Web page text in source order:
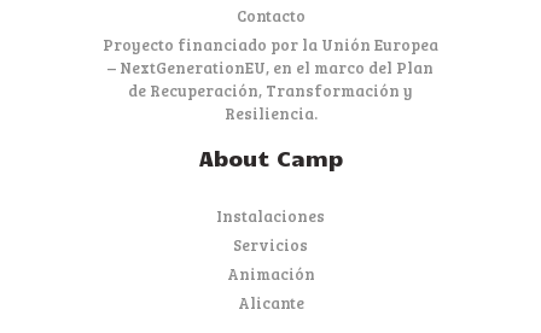
Contacto
Proyecto financiado por la Unión Europea
– NextGenerationEU, en el marco del Plan
de Recuperación, Transformación y
Resiliencia.
About Camp
Instalaciones
Servicios
Animación
Alicante